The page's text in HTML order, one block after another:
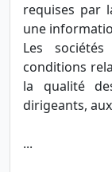
requises par
une
Les
conditions
la qualité
dirigeants,
...